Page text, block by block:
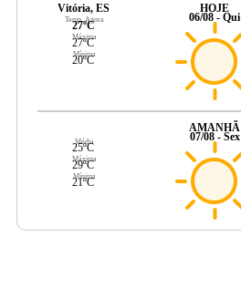
Vitória, ES
Temp. Agora
27ºC
Máxima
27ºC
Mínima
20ºC
HOJE
06/08 - Qui
Média
25ºC
Máxima
29ºC
Mínima
21ºC
AMANHÃ
07/08 - Sex